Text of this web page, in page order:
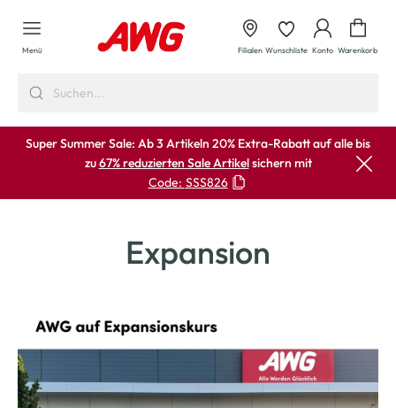
springen
Menü Filialen Wunschliste Konto Warenkorb
Super Summer Sale: Ab 3 Artikeln 20% Extra-Rabatt auf alle bis
zu67% reduzierten Sale Artikelsichern mit
Code: SSS826
Expansion